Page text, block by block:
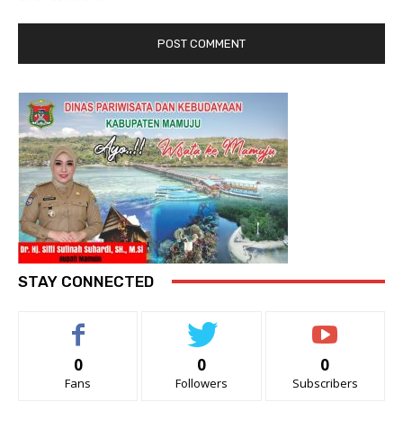
STAY CONNECTED
0
Fans
0
Followers
0
Subscribers